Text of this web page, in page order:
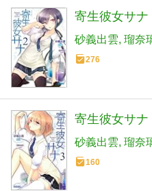
寄生彼女サ
砂義出雲 瑠奈
276
寄生彼女サ
砂義出雲 瑠奈
160